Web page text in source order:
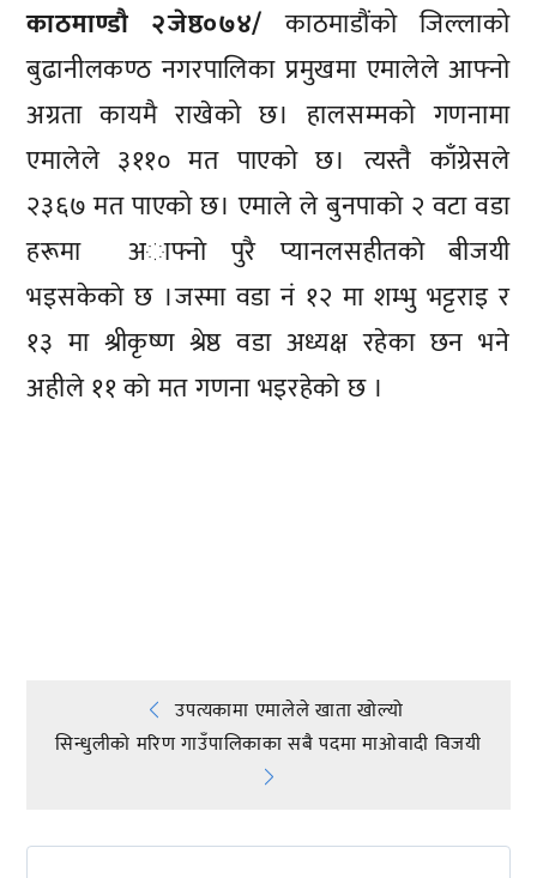
काठमाण्डाै २जेष्ठ०७४/ काठमाडौंको जिल्लाको
बुढानीलकण्ठ नगरपालिका प्रमुखमा एमालेले आफ्नो
अग्रता कायमै राखेको छ। हालसम्मको गणनामा
एमालेले ३११० मत पाएको छ। त्यस्तै काँग्रेसले
२३६७ मत पाएको छ। एमाले ले बुनपाकाे २ वटा वडा
हरूमा अाफ्नाे पुरै प्यानलसहीतकाे बीजयी
भइसकेकाे छ ।जस्मा वडा नं १२ मा शम्भु भट्टराइ र
१३ मा श्रीकृष्ण श्रेष्ठ वडा अध्यक्ष रहेका छन भने
अहीले ११ काे मत गणना भइरहेकाे छ ।
Post
navigation
उपत्यकामा एमालेले खाता खोल्यो
सिन्धुलीको मरिण गाउँपालिकाका सबै पदमा माओवादी विजयी